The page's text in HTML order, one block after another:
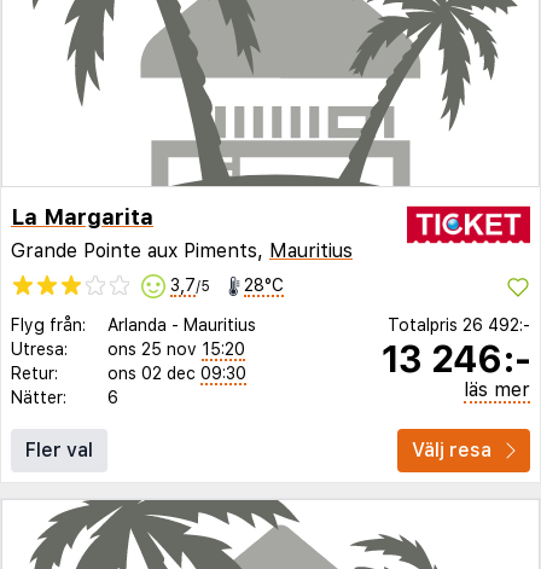
La Margarita
Grande Pointe aux Piments, Mauritius
3,7/5 28°C
Flyg från: Arlanda - Mauritius
Utresa:
ons 25 nov 15:20
Retur:
ons 02 dec 09:30
Nätter:
6
Totalpris 26 492:-
13 246:-
läs mer
Fler val Välj resa